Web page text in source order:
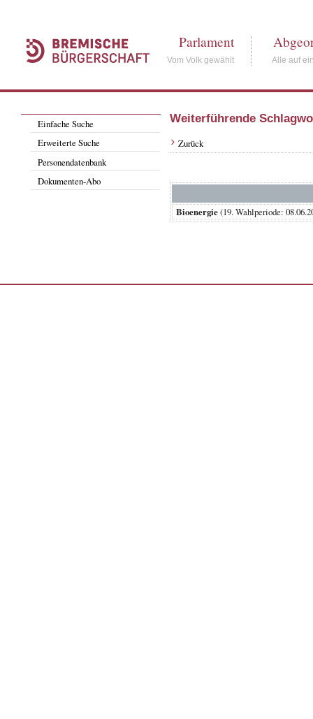
Parlament
Vom Volk gewählt Alle auf
Einfache Suche
Erweiterte Suche
Personendatenbank
Dokumenten-Abo
Weiterführende
Zurück
Bioenergie(19. Wahlperiode: